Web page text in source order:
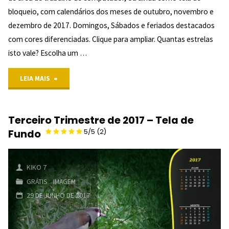
"
bloqueio, com calendários dos meses de outubro, novembro e
dezembro de 2017. Domingos, Sábados e feriados destacados
com cores diferenciadas. Clique para ampliar. Quantas estrelas
isto vale? Escolha um …
LEIA MAIS
de
Tela
de
Terceiro Trimestre de 2017 – Tela de
Fundo
5/5 (2)
KIKO 7
GRÁTIS/IMAGEM
29 DE JUNHO DE 2017